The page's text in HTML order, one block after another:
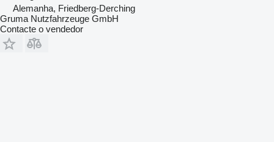
Alemanha, Friedberg-Derching
Gruma Nutzfahrzeuge GmbH
Contacte o vendedor